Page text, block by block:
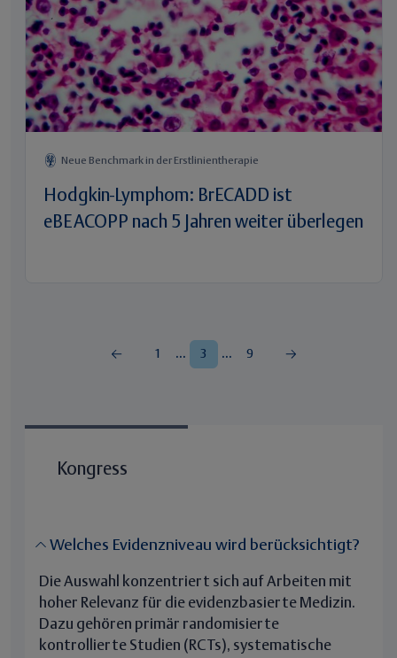
Neue Benchmark in der Erstlinientherapie
Hodgkin-Lymphom: BrECADD ist
eBEACOPP nach 5 Jahren weiter überlegen
1 ... 3 ... 9
Kongress
Welches Evidenzniveau wird berücksichtigt?
Die Auswahl konzentriert sich auf Arbeiten mit
hoher Relevanz für die evidenzbasierte Medizin.
Dazu gehören primär randomisierte
kontrollierte Studien (RCTs), systematische